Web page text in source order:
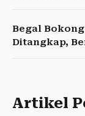
Begal
Ditangkap,
Artikel